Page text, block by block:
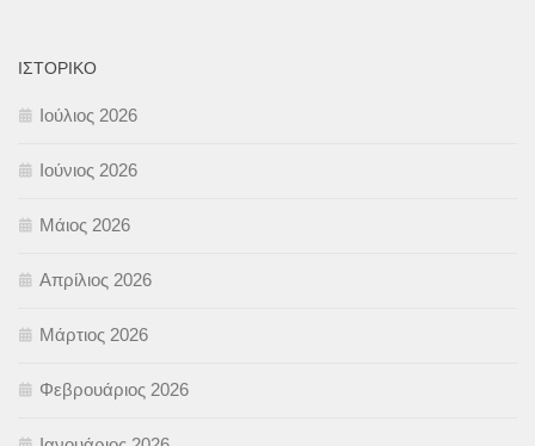
ΙΣΤΟΡΙΚΌ
Ιούλιος 2026
Ιούνιος 2026
Μάιος 2026
Απρίλιος 2026
Μάρτιος 2026
Φεβρουάριος 2026